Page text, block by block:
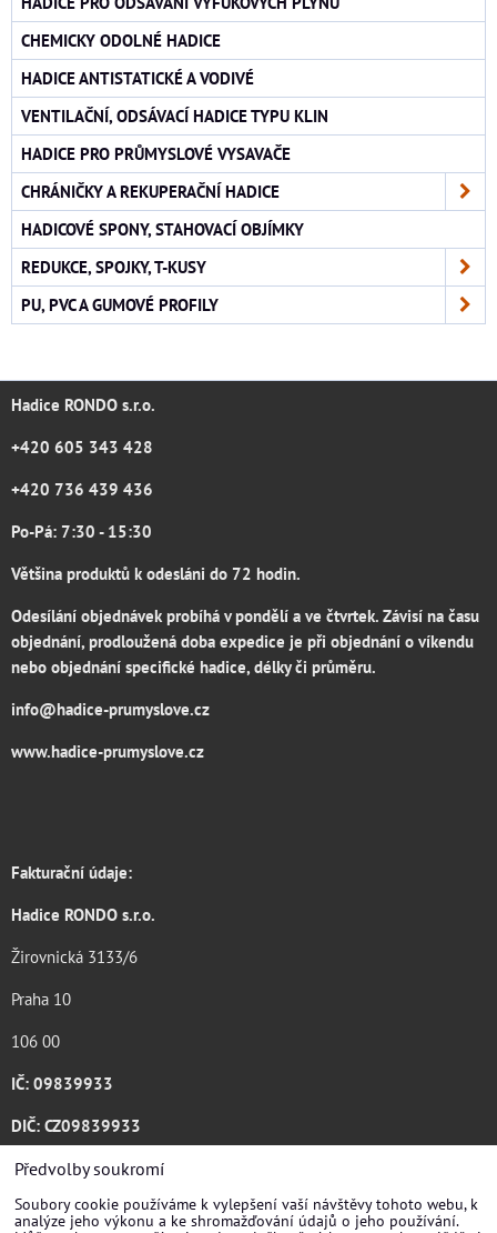
CHEMICKY ODOLNÉ HADICE
HADICE ANTISTATICKÉ A VODIVÉ
VENTILAČNÍ, ODSÁVACÍ HADICE TYPU KLIN
HADICE PRO PRŮMYSLOVÉ VYSAVAČE
CHRÁNIČKY A REKUPERAČNÍ HADICE
HADICOVÉ SPONY, STAHOVACÍ OBJÍMKY
REDUKCE, SPOJKY, T-KUSY
PU, PVC A GUMOVÉ PROFILY
Hadice RONDO s.r.o.
+420 605 343 428
+420 736 439 436
Po-Pá: 7:30 - 15:30
Většina produktů k odesláni do 72 hodin.
Odesílání objednávek probíhá v pondělí a ve čtvrtek. Závisí na času
objednání, prodloužená doba expedice je při objednání o víkendu
nebo objednání specifické hadice, délky či průměru.
info@hadice-prumyslove.cz
www.hadice-prumyslove.cz
Fakturační údaje:
Hadice RONDO s.r.o.
Žirovnická 3133/6
Praha 10
106 00
IČ: 09839933
DIČ: CZ09839933
Katalog ke stažení .pdf
Předvolby soukromí
Soubory cookie používáme k vylepšení vaší návštěvy tohoto webu, k
analýze jeho výkonu a ke shromažďování údajů o jeho používání.